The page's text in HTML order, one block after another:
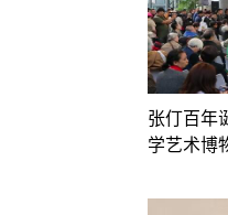
张仃百年
学艺术博